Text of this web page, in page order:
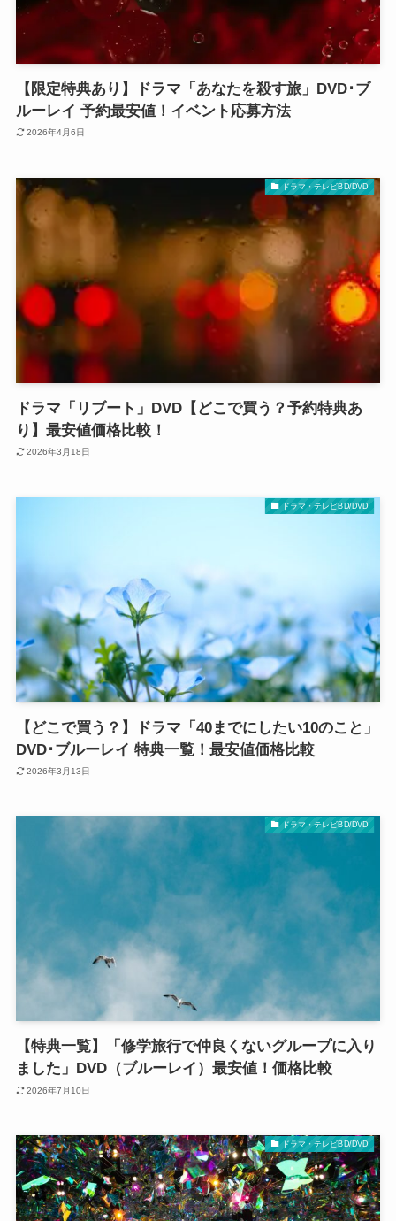
【限定特典あり】ドラマ「あなたを殺す旅」DVD･ブ
ルーレイ 予約最安値！イベント応募方法
2026年4月6日
ドラマ・テレビBD/DVD
ドラマ「リブート」DVD【どこで買う？予約特典あ
り】最安値価格比較！
2026年3月18日
ドラマ・テレビBD/DVD
【どこで買う？】ドラマ「40までにしたい10のこと」
DVD･ブルーレイ 特典一覧！最安値価格比較
2026年3月13日
ドラマ・テレビBD/DVD
【特典一覧】「修学旅行で仲良くないグループに入り
ました」DVD（ブルーレイ）最安値！価格比較
2026年7月10日
ドラマ・テレビBD/DVD